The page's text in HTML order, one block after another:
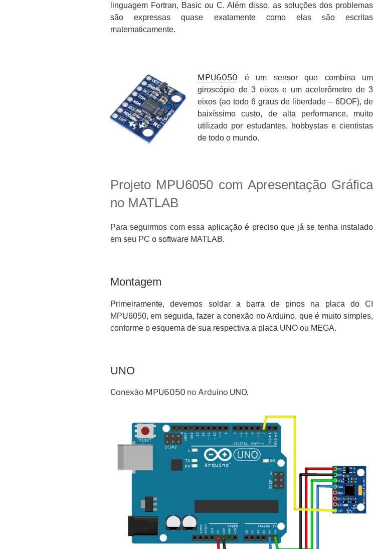
linguagem Fortran, Basic ou C. Além disso, as soluções dos problemas
são expressas quase exatamente como elas são escritas
matematicamente.
MPU6050 é um sensor que combina um
giroscópio de 3 eixos e um acelerômetro de 3
eixos (ao todo 6 graus de liberdade – 6DOF), de
baixíssimo custo, de alta performance, muito
utilizado por estudantes, hobbystas e cientistas
de todo o mundo.
Projeto MPU6050 com Apresentação Gráfica
no MATLAB
Para seguirmos com essa aplicação é preciso que já se tenha instalado
em seu PC o software MATLAB.
Montagem
Primeiramente, devemos soldar a barra de pinos na placa do CI
MPU6050, em seguida, fazer a conexão no Arduino, que é muito simples,
conforme o esquema de sua respectiva a placa UNO ou MEGA.
UNO
Conexão MPU6050 no Arduino UNO.